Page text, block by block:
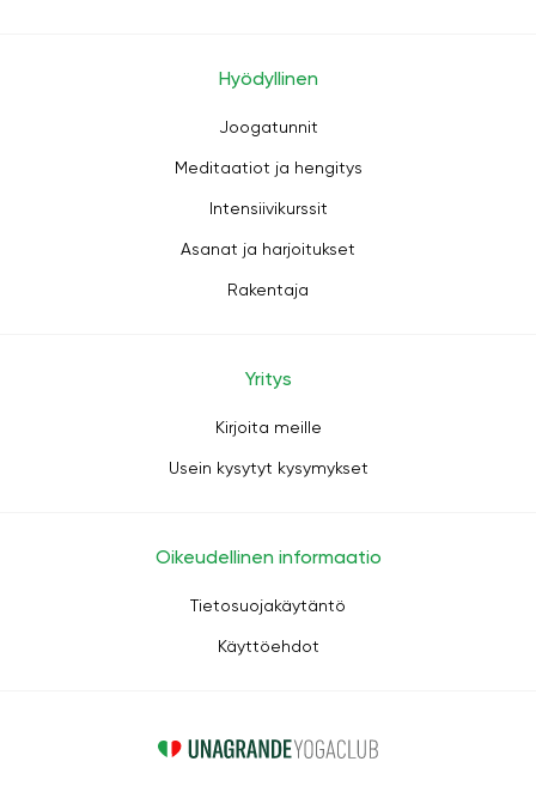
Hyödyllinen
Joogatunnit
Meditaatiot ja hengitys
Intensiivikurssit
Asanat ja harjoitukset
Rakentaja
Yritys
Kirjoita meille
Usein kysytyt kysymykset
Oikeudellinen informaatio
Tietosuojakäytäntö
Käyttöehdot